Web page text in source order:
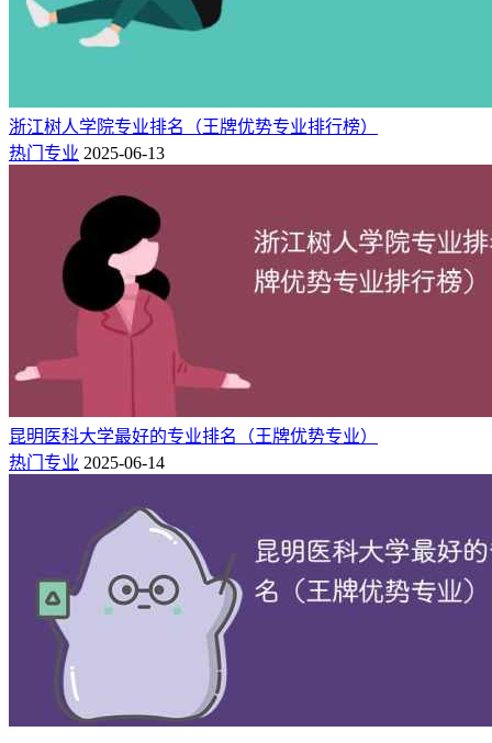
学医学专修科，1956年独立建院，1981年成为全国首批硕士学
位授予单位，1998年成为博士学位授予单位，2010年云南医学
全日制和10万余名非全日制高级医药卫生人才扎根边疆，服务
基层，为云南卫生健康事业、经济社会发展、民族团结进步和
边疆繁荣稳定做出了卓越贡献。
学校现有呈贡（主校区）、人民西路、平政3个校区，校园占
地面积1487亩。现有全日制在校生21839人，其中本科生15543
人，硕士研究生5247人，博士研究生624人，留学生425人；成
人本专科在校生25728人。经过多年的发展，形成了全日制高
等医学（学士、硕士、博士）教育、毕业后教育、医学继续教
育、留学生教育等完整的医学人才培养体系。有在编职工6250
人（校本部1627人，直属附属医院4623人）。有长江学者特聘
人才推进计划中青年科技创新领军人才”1人，“国家百千万人
才工程”7人，教育部“新世纪优秀人才支持计划”4人，“国家有
突出贡献中青年专家”6人，“享受国务院政府特殊津贴人员”82
人，全国教书育人楷模1人，全国优秀教师、优秀教育工作者
13人，兴滇人才奖2人，云南省科技领军人才1人，入选其他省
级人才项目853人次。
相关推荐：
昆明医科大学排名全国第几名（2025-2022最新排名表）
2024年昆明医科大学录取分数线在各省是多少「最低376分」
浙江树人学院专业排名（王牌优势专业排行榜）
热门专业 2025-06-13
昆明医科大学最好的专业排名（王牌优势专业）
热门专业 2025-06-14